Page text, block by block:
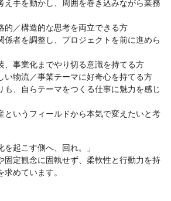
え手を動かし、周囲を巻き込みながら業務
的／構造的な思考を両立できる方
係者を調整し、プロジェクトを前に進めら
、事業化までやり切る意識を持てる方
い物流／事業テーマに好奇心を持てる方
も、自らテーマをつくる仕事に魅力を感じ
というフィールドから本気で変えたいと考
起こす側へ、回れ。」
固定観念に固執せず、柔軟性と行動力を持
めています。